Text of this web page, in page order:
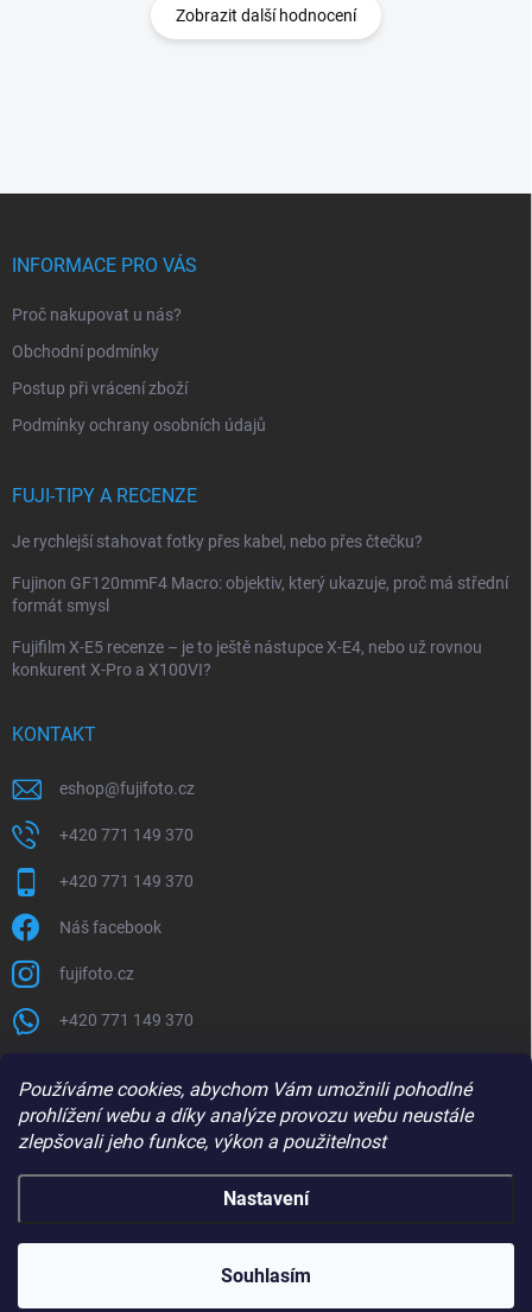
Používáme cookies, abychom Vám umožnili pohodlné
prohlížení webu a díky analýze provozu webu neustále
zlepšovali jeho funkce, výkon a použitelnost
Nastavení
Souhlasím
Zobrazit další hodnocení
INFORMACE PRO VÁS
Proč nakupovat u nás?
Obchodní podmínky
Postup při vrácení zboží
Podmínky ochrany osobních údajů
FUJI-TIPY A RECENZE
Je rychlejší stahovat fotky přes kabel, nebo přes čtečku?
Fujinon GF120mmF4 Macro: objektiv, který ukazuje, proč má střední
formát smysl
Fujifilm X-E5 recenze – je to ještě nástupce X-E4, nebo už rovnou
konkurent X-Pro a X100VI?
KONTAKT
eshop@fujifoto.cz
+420 771 149 370
+420 771 149 370
Náš facebook
fujifoto.cz
+420 771 149 370
PŘIJÍMÁME ONLINE PLATBY
FUJIFOTO.CZ . Všechna práva vyhrazena.